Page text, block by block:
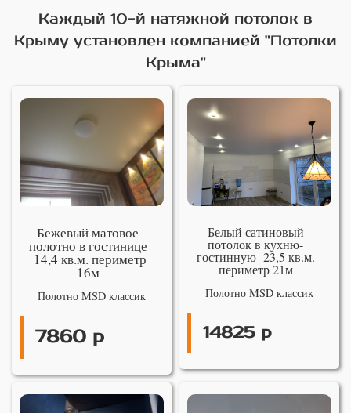
Каждый 10-й натяжной потолок в
Крыму установлен компанией "Потолки
Крыма"
Бежевый матовое
полотно в гостинице
14,4 кв.м. периметр
16м
Полотно MSD классик
7860 р
Белый сатиновый
потолок в кухню-
гостинную 23,5 кв.м.
периметр 21м
Полотно MSD классик
14825 р